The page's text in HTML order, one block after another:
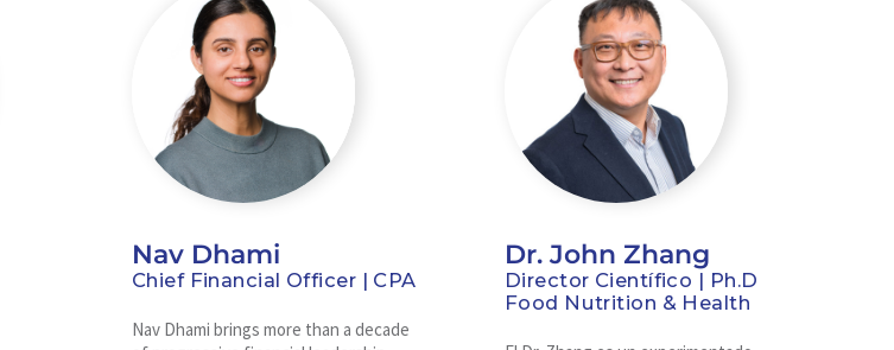
Nav Dhami
Chief Financial Officer | CPA
Nav Dhami brings more than a decade
Dr. John Zhang
Director Científico | Ph.D
Food Nutrition & Health